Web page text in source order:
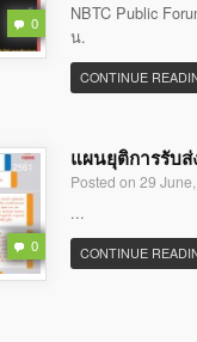
0
NBTC Public
น.
CONTINUE
0
แผนยุติการรับ
Posted on 29
...
CONTINUE